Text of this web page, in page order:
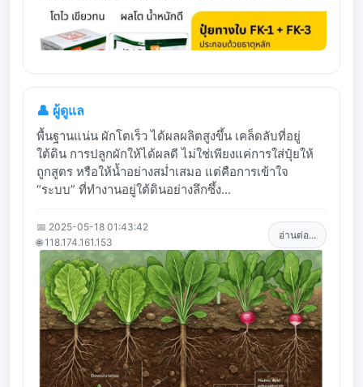
👤 ผู้ดูแล
พื้นฐานแน่น ผักโตเร็ว ได้ผลผลิตสูงขึ้น เคล็ดลับที่อยู่
ใต้ดิน การปลูกผักให้ได้ผลดี ไม่ใช่เพียงแค่การใส่ปุ๋ยให้
ถูกสูตร หรือให้น้ำอย่างสม่ำเสมอ แต่คือการเข้าใจ
“ระบบ” ที่ทำงานอยู่ใต้ดินอย่างลึกซึ้ง...
📅 2025-05-18 01:43:42
🌐 118.174.161.153
อ่านต่อ...